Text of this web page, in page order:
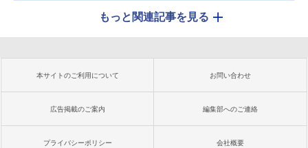
もっと関連記事を見る
本サイトのご利用について お問い合わせ
広告掲載のご案内 編集部へのご連絡
プライバシーポリシー 会社概要